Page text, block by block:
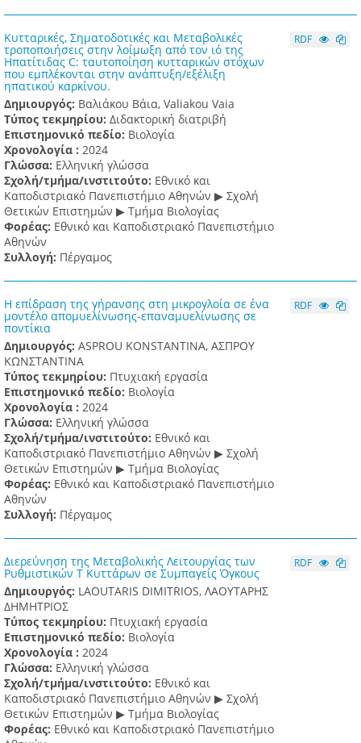
Κυτταρικές, Σηματοδοτικές και Μεταβολικές
τροποποιήσεις στην λοίμωξη από τον ιό της
Ηπατίτιδας C: ταυτοποίηση κυτταρικών στόχων
που εμπλέκονται στην ανάπτυξη/εξέλιξη
ηπατικού καρκίνου.
Δημιουργός: Βαλιάκου Βάια, Valiakou Vaia
Τύπος τεκμηρίου: Διδακτορική διατριβή
Επιστημονικό πεδίο: Βιολογία
Χρονολογία : 2024
Γλώσσα: Ελληνική γλώσσα
Σχολή/τμήμα/ινστιτούτο: Εθνικό και
Καποδιστριακό Πανεπιστήμιο Αθηνών ▶ Σχολή
Θετικών Επιστημών ▶ Τμήμα Βιολογίας
Φορέας: Εθνικό και Καποδιστριακό Πανεπιστήμιο
Αθηνών
Συλλογή: Πέργαμος
RDF
Η επίδραση της γήρανσης στη μικρογλοία σε ένα
μοντέλο απομυελίνωσης-επαναμυελίνωσης σε
ποντίκια
Δημιουργός: ASPROU KONSTANTINA, ΑΣΠΡΟΥ
ΚΩΝΣΤΑΝΤΙΝΑ
Τύπος τεκμηρίου: Πτυχιακή εργασία
Επιστημονικό πεδίο: Βιολογία
Χρονολογία : 2024
Γλώσσα: Ελληνική γλώσσα
Σχολή/τμήμα/ινστιτούτο: Εθνικό και
Καποδιστριακό Πανεπιστήμιο Αθηνών ▶ Σχολή
Θετικών Επιστημών ▶ Τμήμα Βιολογίας
Φορέας: Εθνικό και Καποδιστριακό Πανεπιστήμιο
Αθηνών
Συλλογή: Πέργαμος
RDF
Διερεύνηση της Μεταβολικής Λειτουργίας των
Ρυθμιστικών Τ Κυττάρων σε Συμπαγείς Όγκους
Δημιουργός: LAOUTARIS DIMITRIOS, ΛΑΟΥΤΑΡΗΣ
ΔΗΜΗΤΡΙΟΣ
Τύπος τεκμηρίου: Πτυχιακή εργασία
Επιστημονικό πεδίο: Βιολογία
Χρονολογία : 2024
Γλώσσα: Ελληνική γλώσσα
Σχολή/τμήμα/ινστιτούτο: Εθνικό και
Καποδιστριακό Πανεπιστήμιο Αθηνών ▶ Σχολή
Θετικών Επιστημών ▶ Τμήμα Βιολογίας
Φορέας: Εθνικό και Καποδιστριακό Πανεπιστήμιο
RDF